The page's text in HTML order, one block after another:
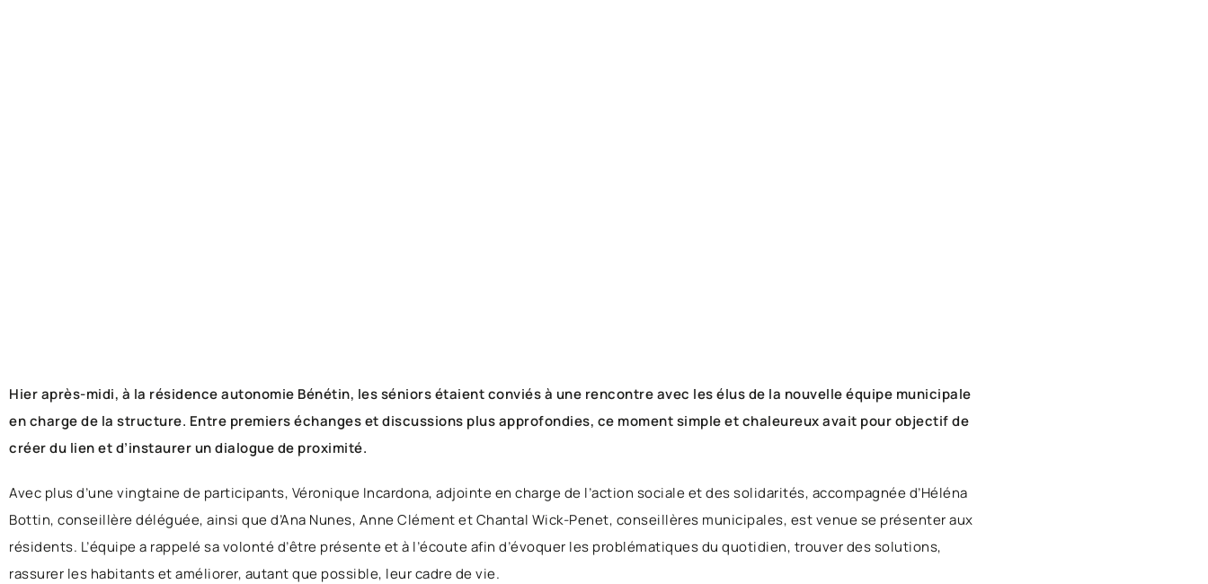
Hier après-midi, à la résidence autonomie Bénétin, les séniors étaient conviés à une rencontre avec les élus de la nouvelle équipe municipale
en charge de la structure. Entre premiers échanges et discussions plus approfondies, ce moment simple et chaleureux avait pour objectif de
créer du lien et d’instaurer un dialogue de proximité.
Avec plus d’une vingtaine de participants, Véronique Incardona, adjointe en charge de l’action sociale et des solidarités, accompagnée d’Héléna
Bottin, conseillère déléguée, ainsi que d’Ana Nunes, Anne Clément et Chantal Wick-Penet, conseillères municipales, est venue se présenter aux
résidents. L’équipe a rappelé sa volonté d’être présente et à l’écoute afin d’évoquer les problématiques du quotidien, trouver des solutions,
rassurer les habitants et améliorer, autant que possible, leur cadre de vie.